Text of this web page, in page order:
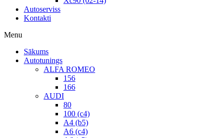
Autoserviss
Kontakti
Menu
Sākums
Autotunings
ALFA ROMEO
156
166
AUDI
80
100 (c4)
A4 (b5)
A6 (c4)